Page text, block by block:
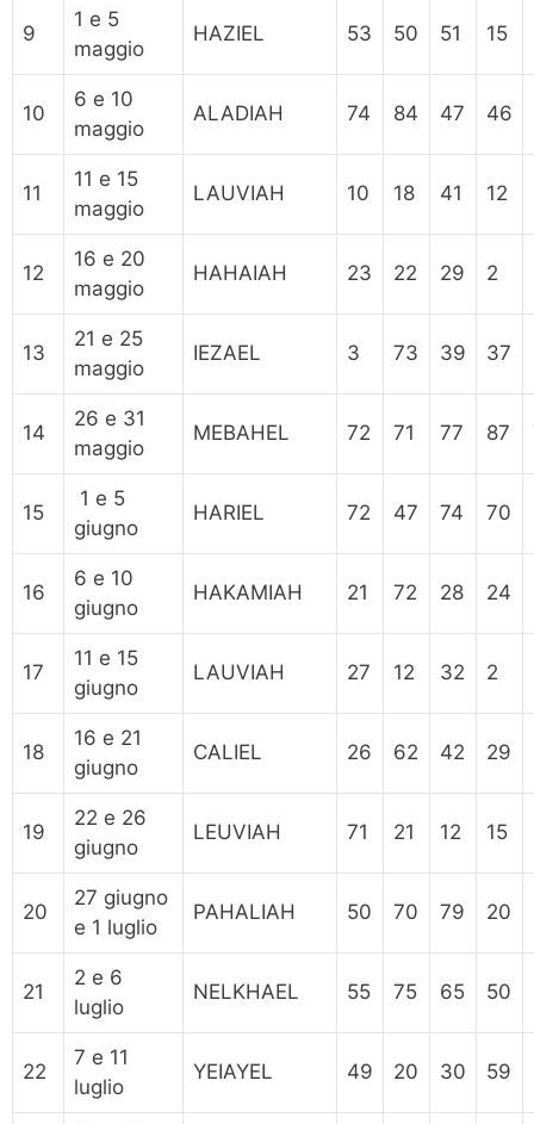
9
1 e 5
maggio
HAZIEL 53 50 51 15
10
6 e 10
maggio
ALADIAH 74 84 47 46
11
11 e 15
maggio
LAUVIAH 10 18 41 12
12
16 e 20
maggio
HAHAIAH 23 22 29 2
13
21 e 25
maggio
IEZAEL 3 73 39 37
14
26 e 31
maggio
MEBAHEL 72 71 77 87
15
1 e 5
giugno
HARIEL 72 47 74 70
16
6 e 10
giugno
HAKAMIAH 21 72 28 24
17
11 e 15
giugno
LAUVIAH 27 12 32 2
18
16 e 21
giugno
CALIEL 26 62 42 29
19
22 e 26
giugno
LEUVIAH 71 21 12 15
20
27 giugno
e 1 luglio
PAHALIAH 50 70 79 20
21
2 e 6
luglio
NELKHAEL 55 75 65 50
22
7 e 11
luglio
YEIAYEL 49 20 30 59